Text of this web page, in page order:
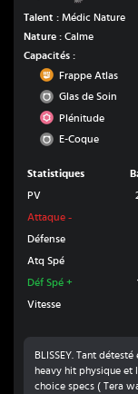
Talent : Médic Nature
Nature : Calme
Capacités :
Combat
Frappe Atlas
Normal
Glas de Soin
PsyPlénitude
Normal
E-Coque
Statistiques
PV
Attaque -
Défense
Atq Spé
Déf Spé +
Vitesse
BLISSEY. Tant
heavy hit physique et
choice specs ( Tera